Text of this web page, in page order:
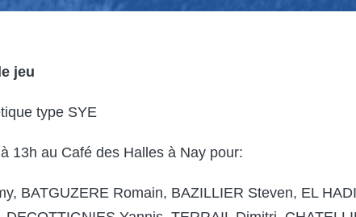
jeu
type SYE
13h au Café des Halles à Nay pour:
BATGUZERE Romain, BAZILLIER Steven, EL